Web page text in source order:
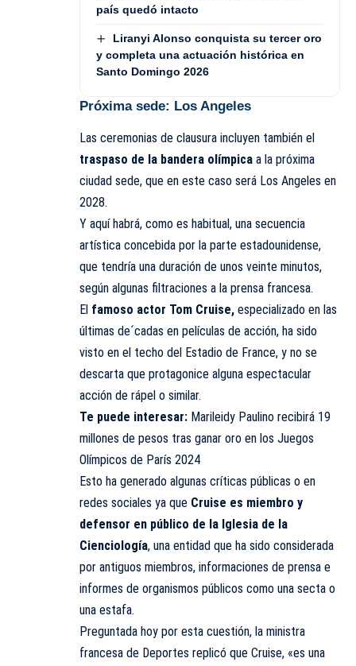
país quedó intacto
Liranyi Alonso conquista su tercer oro
y completa una actuación histórica en
Santo Domingo 2026
Próxima sede: Los Angeles
Las ceremonias de clausura incluyen también el
traspaso de la bandera olímpica a la próxima
ciudad sede, que en este caso será Los Angeles en
2028.
Y aquí habrá, como es habitual, una secuencia
artística concebida por la parte estadounidense,
que tendría una duración de unos veinte minutos,
según algunas filtraciones a la prensa francesa.
El famoso actor Tom Cruise, especializado en las
últimas de´cadas en películas de acción, ha sido
visto en el techo del Estadio de France, y no se
descarta que protagonice alguna espectacular
acción de rápel o similar.
Te puede interesar: Marileidy Paulino recibirá 19
millones de pesos tras ganar oro en los Juegos
Olímpicos de París 2024
Esto ha generado algunas críticas públicas o en
redes sociales ya que Cruise es miembro y
defensor en público de la Iglesia de la
Cienciología, una entidad que ha sido considerada
por antiguos miembros, informaciones de prensa e
informes de organismos públicos como una secta o
una estafa.
Preguntada hoy por esta cuestión, la ministra
francesa de Deportes replicó que Cruise, «es una